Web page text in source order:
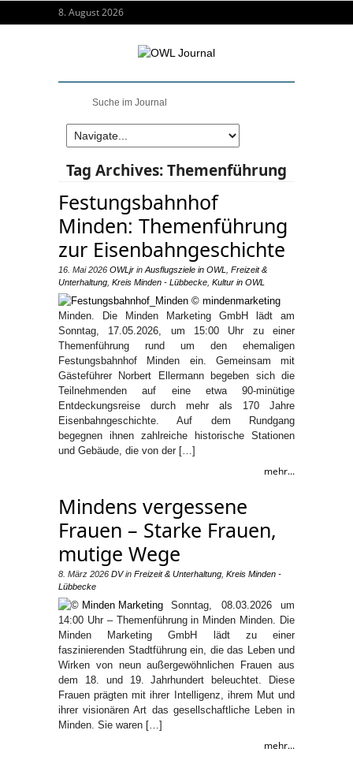
8. August 2026
Tag Archives:Themenführung
Festungsbahnhof
Minden: Themenführung
zur Eisenbahngeschichte
16. Mai 2026 OWLjr in Ausflugsziele in OWL
Freizeit &
Unterhaltung Kreis Minden - Lübbecke Kultur in OWL
Minden. Die Minden Marketing GmbH lädt am
Sonntag, 17.05.2026, um 15:00 Uhr zu einer
Themenführung rund um den ehemaligen
Festungsbahnhof Minden ein. Gemeinsam mit
Gästeführer Norbert Ellermann begeben sich die
Teilnehmenden auf eine etwa 90-minütige
Entdeckungsreise durch mehr als 170 Jahre
Eisenbahngeschichte. Auf dem Rundgang
begegnen ihnen zahlreiche historische Stationen
und Gebäude, die von der […]
mehr...
Mindens vergessene
Frauen – Starke Frauen,
mutige Wege
8. März 2026 DVin Freizeit & Unterhaltung Kreis Minden -
Lübbecke
Sonntag, 08.03.2026 um
14:00 Uhr – Themenführung in Minden Minden. Die
Minden Marketing GmbH lädt zu einer
faszinierenden Stadtführung ein, die das Leben und
Wirken von neun außergewöhnlichen Frauen aus
dem 18. und 19. Jahrhundert beleuchtet. Diese
Frauen prägten mit ihrer Intelligenz, ihrem Mut und
ihrer visionären Art das gesellschaftliche Leben in
Minden. Sie waren […]
mehr...